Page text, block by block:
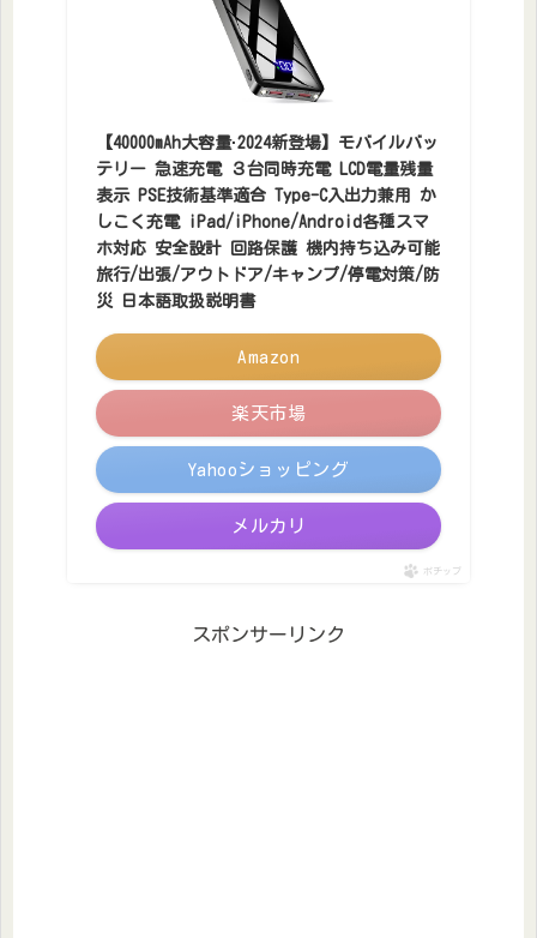
【40000mAh大容量·2024新登場】モバイルバッ
テリー 急速充電 ３台同時充電 LCD電量残量
表示 PSE技術基準適合 Type-C入出力兼用 か
しこく充電 iPad/iPhone/Android各種スマ
ホ対応 安全設計 回路保護 機内持ち込み可能
旅行/出張/アウトドア/キャンプ/停電対策/防
災 日本語取扱説明書
Amazon
楽天市場
Yahooショッピング
メルカリ
ポチップ
スポンサーリンク